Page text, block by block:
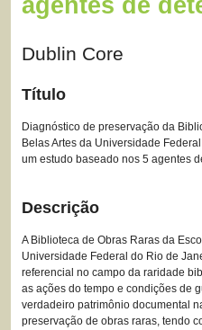
agentes de
Dublin Core
Título
Diagnóstico de preservação da
Belas Artes da Universidade
um estudo baseado nos 5 agentes
Descrição
A Biblioteca de Obras Raras da
Universidade Federal do Rio de
referencial no campo da raridade
as ações do tempo e condições de
verdadeiro patrimônio documental
preservação de obras raras, tendo